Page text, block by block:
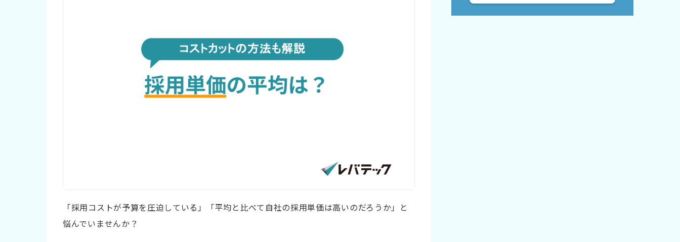
「採用コストが予算を圧迫している」「平均と比べて自社の採用単価は高いのだろうか」と
悩んでいませんか？